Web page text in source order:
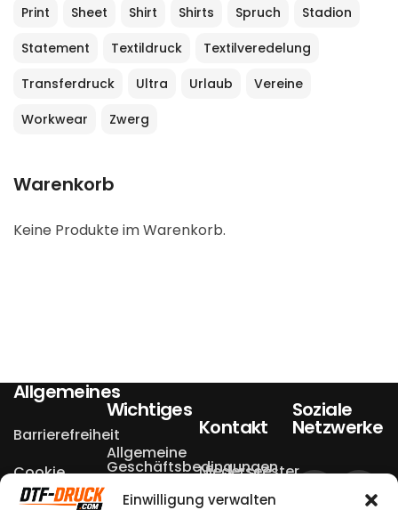
Einwilligung verwalten
Print
Sheet Shirt Shirts Spruch
Stadion
Statement
Textildruck
Textilveredelung
Transferdruck
Ultra Urlaub
Vereine
Workwear
Zwerg
Warenkorb
Keine Produkte im Warenkorb.
Allgemeines
Barrierefreiheit
Cookie
Einstellungen
Wichtiges
Allgemeine
Geschäftsbedingungen
Datenschutzerklärungen
Kontakt
Niederseester
Weg 13a
Soziale
Netzwerke